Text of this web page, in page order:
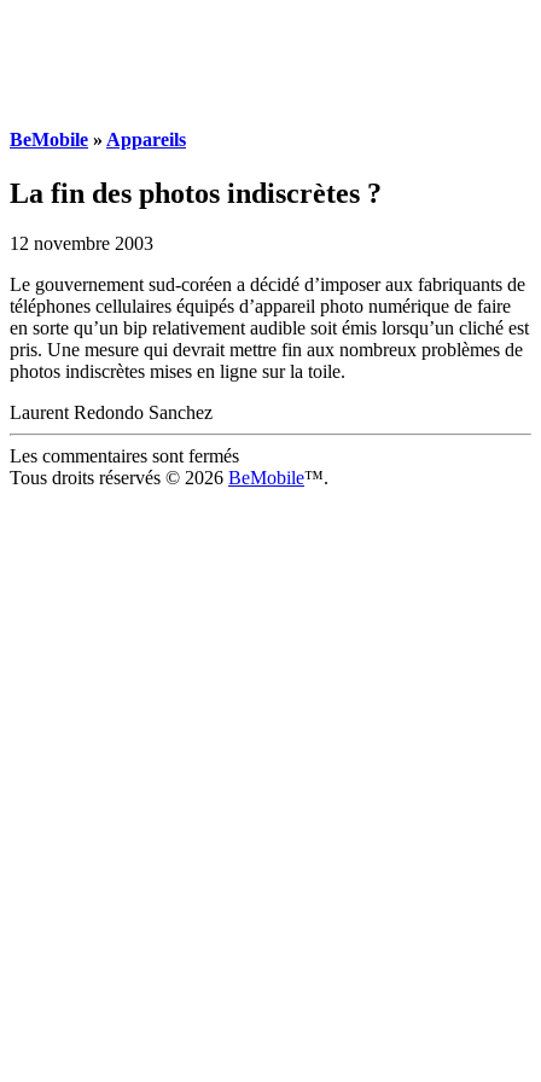
BeMobile » Appareils
La fin des photos indiscrètes ?
12 novembre 2003
Le gouvernement sud-coréen a décidé d’imposer aux fabriquants de
téléphones cellulaires équipés d’appareil photo numérique de faire
en sorte qu’un bip relativement audible soit émis lorsqu’un cliché est
pris. Une mesure qui devrait mettre fin aux nombreux problèmes de
photos indiscrètes mises en ligne sur la toile.
Laurent Redondo Sanchez
Les commentaires sont fermés
Tous droits réservés © 2026 BeMobile™.